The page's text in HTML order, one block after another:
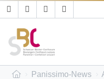
Panissimo-News